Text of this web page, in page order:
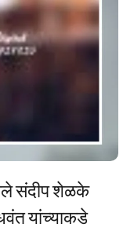
संदीप शेळके
यांच्याकडे